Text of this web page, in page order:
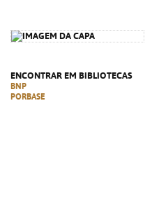
ENCONTRAR EM BIBLIOTECAS
BNP
PORBASE